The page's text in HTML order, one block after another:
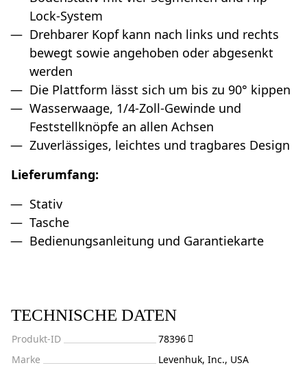
Lock-System
Drehbarer Kopf kann nach links und rechts
bewegt sowie angehoben oder abgesenkt
werden
Die Plattform lässt sich um bis zu 90° kippen
Wasserwaage, 1/4-Zoll-Gewinde und
Feststellknöpfe an allen Achsen
Zuverlässiges, leichtes und tragbares Design
Lieferumfang:
Stativ
Tasche
Bedienungsanleitung und Garantiekarte
TECHNISCHE DATEN
Produkt-ID
78396
Marke
Levenhuk, Inc., USA